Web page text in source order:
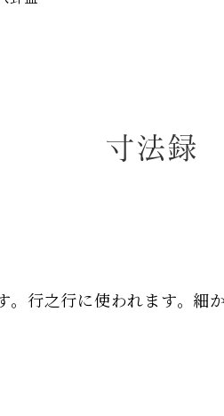
寸法録
行之行に使われます。細